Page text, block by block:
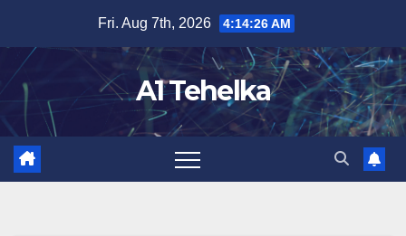
content
Fri. Aug 7th, 2026 4:14:27 AM
A1 Tehelka